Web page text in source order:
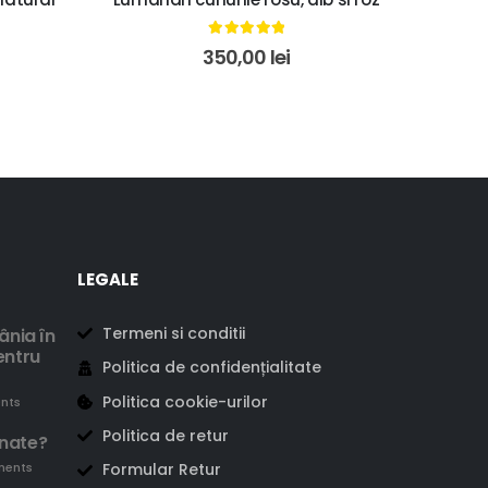
5.00out of 5
350,00 lei
în
LEGALE
Termeni si conditii
Politica de confidențialitate
Politica cookie-urilor
Politica de retur
Formular Retur